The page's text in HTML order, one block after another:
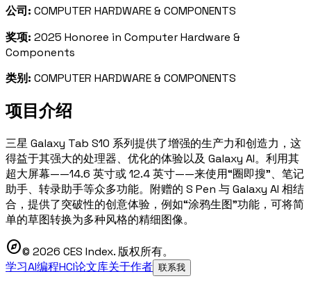
公司: COMPUTER HARDWARE & COMPONENTS
奖项: 2025 Honoree in Computer Hardware &
Components
类别: COMPUTER HARDWARE & COMPONENTS
项目介绍
三星 Galaxy Tab S10 系列提供了增强的生产力和创造力，这
得益于其强大的处理器、优化的体验以及 Galaxy AI。利用其
超大屏幕——14.6 英寸或 12.4 英寸——来使用“圈即搜”、笔记
助手、转录助手等众多功能。附赠的 S Pen 与 Galaxy AI 相结
合，提供了突破性的创意体验，例如“涂鸦生图”功能，可将简
单的草图转换为多种风格的精细图像。
explore© 2026 CES Index. 版权所有。
学习AI编程HCI论文库关于作者 联系我